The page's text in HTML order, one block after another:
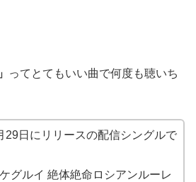
ってとてもいい曲で何度も聴いち
29日にリリースの配信シングルで
ケグルイ 絶体絶命ロシアンルーレ